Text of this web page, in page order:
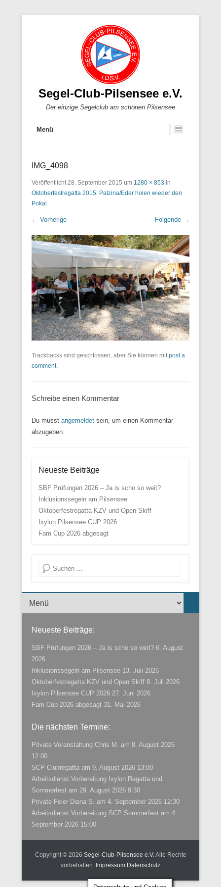
Segel-Club-Pilsensee e.V.
Der einzige Segelclub am schönen Pilsensee
Menü
IMG_4098
Veröffentlicht28. September 2015 um 1280 × 853 in
Oktoberfestregatta 2015: Patzina/Eder holen wieder den
Pokal
← Vorherige Folgende →
Trackbacks sind geschlossen, aber Sie können mitpost a
comment.
Schreibe einen Kommentar
Du musst angemeldet sein, um einen Kommentar
abzugeben.
Neueste Beiträge
SBF Prüfungen 2026 – Ja is scho so weit?
Inklusionssegeln am Pilsensee
Oktoberfestregatta KZV und Open Skiff
Ixylon Pilsensee CUP 2026
Fam Cup 2026 abgesagt
Suche
Menü der Fußzeile
Neueste Beiträge:
SBF Prüfungen 2026 – Ja is scho so weit? 6. August
2026
Inklusionssegeln am Pilsensee 13. Juli 2026
Oktoberfestregatta KZV und Open Skiff 8. Juli 2026
Ixylon Pilsensee CUP 2026 27. Juni 2026
Fam Cup 2026 abgesagt 31. Mai 2026
Die nächsten Termine:
Private Veranstaltung Chris M. am 8. August 2026
12:00
SCP Clubregatta am 9. August 2026 13:00
Arbeitsdienst Vorbereitung Ixylon Regatta und
Sommerfest am 29. August 2026 9:30
Private Feier Diana S. am 4. September 2026 12:30
Arbeitsdienst Vorbereitung SCP Sommerfest am 4.
September 2026 15:00
Copyright © 2026 Segel-Club-Pilsensee e.V.Alle Rechte
vorbehalten. Impressum Datenschutz